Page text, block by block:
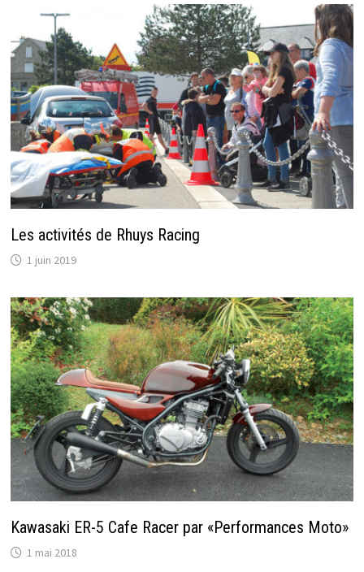
Les activités de Rhuys Racing
1 juin 2019
Kawasaki ER-5 Cafe Racer par «Performances Moto»
1 mai 2018